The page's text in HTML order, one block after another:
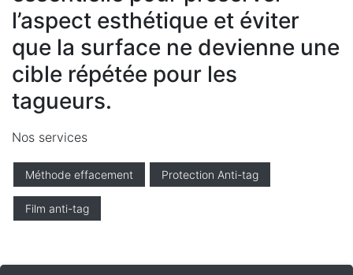
l’aspect esthétique et éviter
que la surface ne devienne une
cible répétée pour les
tagueurs.
Nos services
Méthode effacement Protection Anti-tag
Film anti-tag